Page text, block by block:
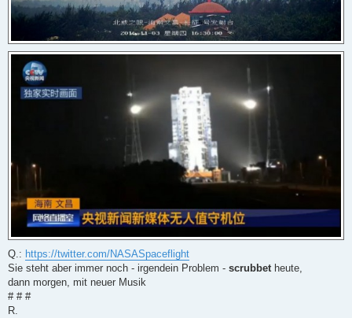
Q.: https://twitter.com/NASASpaceflight
Sie steht aber immer noch - irgendein Problem - scrubbetheute,
dann morgen, mit neuer Musik
# # #
R.